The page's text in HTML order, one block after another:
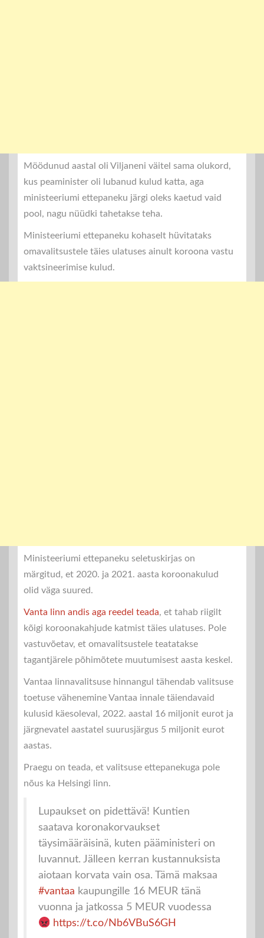
Möödunud aastal oli Viljaneni väitel sama olukord,
kus peaminister oli lubanud kulud katta, aga
ministeeriumi ettepaneku järgi oleks kaetud vaid
pool, nagu nüüdki tahetakse teha.
Ministeeriumi ettepaneku kohaselt hüvitataks
omavalitsustele täies ulatuses ainult koroona vastu
vaktsineerimise kulud.
Ministeeriumi ettepaneku seletuskirjas on
märgitud, et 2020. ja 2021. aasta koroonakulud
olid väga suured.
Vanta linn andis aga reedel teada, et tahab riigilt
kõigi koroonakahjude katmist täies ulatuses. Pole
vastuvõetav, et omavalitsustele teatatakse
tagantjärele põhimõtete muutumisest aasta keskel.
Vantaa linnavalitsuse hinnangul tähendab valitsuse
toetuse vähenemine Vantaa innale täiendavaid
kulusid käesoleval, 2022. aastal 16 miljonit eurot ja
järgnevatel aastatel suurusjärgus 5 miljonit eurot
aastas.
Praegu on teada, et valitsuse ettepanekuga pole
nõus ka Helsingi linn.
Lupaukset on pidettävä! Kuntien
saatava koronakorvaukset
täysimääräisinä, kuten pääministeri on
luvannut. Jälleen kerran kustannuksista
aiotaan korvata vain osa. Tämä maksaa
#vantaa kaupungille 16 MEUR tänä
vuonna ja jatkossa 5 MEUR vuodessa
https://t.co/Nb6VBuS6GH